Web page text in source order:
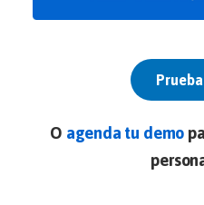
Prueba
O agenda tu demo